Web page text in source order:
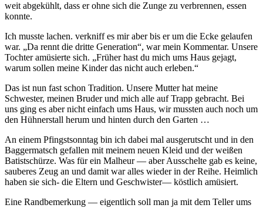
weit abgekühlt, dass er ohne sich die Zunge zu verbrennen, essen
konnte.
Ich musste lachen. verkniff es mir aber bis er um die Ecke gelaufen
war.
Da rennt die dritte Generation , war mein Kommentar. Unsere
Tochter amüsierte sich.
Früher hast du mich ums Haus gejagt,
warum sollen meine Kinder das nicht auch erleben.
Das ist nun fast schon Tradition. Unsere Mutter hat meine
Schwester, meinen Bruder und mich alle auf Trapp gebracht. Bei
uns ging es aber nicht einfach ums Haus, wir mussten auch noch um
den Hühnerstall herum und hinten durch den Garten …
An einem Pfingstsonntag bin ich dabei mal ausgerutscht und in den
Baggermatsch gefallen mit meinem neuen Kleid und der weißen
Batistschürze. Was für ein Malheur — aber Ausschelte gab es keine,
sauberes Zeug an und damit war alles wieder in der Reihe. Heimlich
haben sie sich- die Eltern und Geschwister— köstlich amüsiert.
Eine Randbemerkung — eigentlich soll man ja mit dem Teller ums